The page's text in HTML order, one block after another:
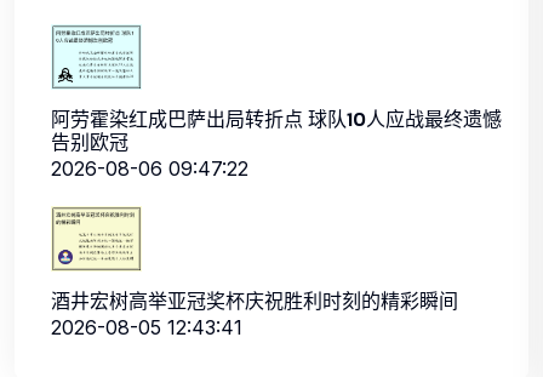
阿劳霍染红成巴萨出局转折点 球队10人应战最终遗憾
告别欧冠
2026-08-06 09:47:22
酒井宏树高举亚冠奖杯庆祝胜利时刻的精彩瞬间
2026-08-05 12:43:41